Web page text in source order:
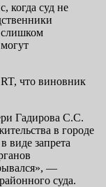
когда суд не
слишком
что виновник
Гадирова С.С.
в городе
виде запрета
—
суда.